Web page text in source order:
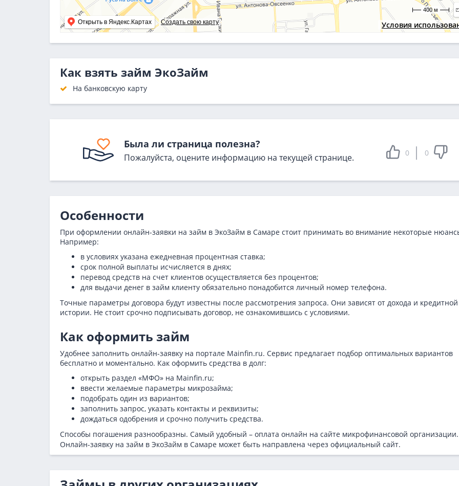
Условия
Открыть в Яндекс.Картах Создать свою карту
400 м
Как взять займ ЭкоЗайм
На банковскую карту
Была ли страница полезна?
Пожалуйста, оцените информацию на текущей странице. 0 0
Особенности
При оформлении онлайн-заявки на займ в ЭкоЗайм в Самаре стоит принимать во внимание некоторые
Например:
в условиях указана ежедневная процентная ставка;
срок полной выплаты исчисляется в днях;
перевод средств на счет клиентов осуществляется без процентов;
для выдачи денег в займ клиенту обязательно понадобится личный номер телефона.
Точные параметры договора будут известны после рассмотрения запроса. Они зависят от дохода и кредитной
истории. Не стоит срочно подписывать договор, не ознакомившись с условиями.
Как оформить займ
Удобнее заполнить онлайн-заявку на портале Mainfin.ru. Сервис предлагает подбор оптимальных вариантов
бесплатно и моментально. Как оформить средства в долг:
открыть раздел «МФО» на Mainfin.ru;
ввести желаемые параметры микрозайма;
подобрать один из вариантов;
заполнить запрос, указать контакты и реквизиты;
дождаться одобрения и срочно получить средства.
Способы погашения разнообразны. Самый удобный – оплата онлайн на сайте микрофинансовой организации.
Онлайн-заявку на займ в ЭкоЗайм в Самаре может быть направлена через официальный сайт.